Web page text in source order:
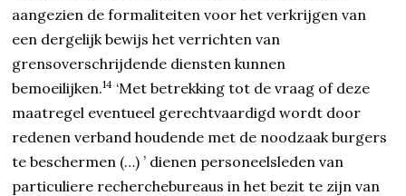
aangezien de formaliteiten voor het verkrijgen van
een dergelijk bewijs het verrichten van
grensoverschrijdende diensten kunnen
bemoeilijken.14 ‘Met betrekking tot de vraag of deze
maatregel eventueel gerechtvaardigd wordt door
redenen verband houdende met de noodzaak burgers
te beschermen (…) ’ dienen personeelsleden van
particuliere recherchebureaus in het bezit te zijn van